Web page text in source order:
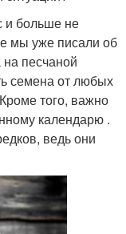
и больше не
мы уже писали об
песчаной
семена от любых
того, важно
календарю .
ведь они